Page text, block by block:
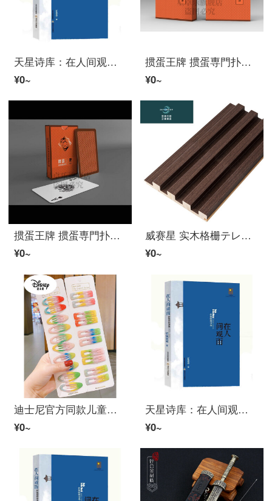
天星诗库：在人间观雨——轩辕轼轲诗选 霍俊明、车前子、于坚《星星》诗刊主编等轩辕轼轲97875
¥0~
掼蛋王牌 掼蛋専門扑克牌 掼蛋 轩辕礼盒 （/盒) 掼蛋定制品 桔红色
¥0~
掼蛋王牌 掼蛋専門扑克牌 掼蛋 轩辕 （ /副）定制品
¥0~
威赛星 实木格栅テレビ背景墙格栅板卧室客厅免漆护墙板装饰板条格栅长城板 爆卖款 轩辕青铜 2750x150x20mm(加厚
¥0~
迪士尼官方同款儿童发夹女童宝宝发卡头饰小女孩发饰可爱婴幼儿刘海夹子侧边彩色bb夹不伤发简约星星 轩辕发夹20个装
¥0~
天星诗库：在人间观雨——轩辕轼轲诗选 霍俊明、车前子、于坚《星星》诗刊主编等轩辕轼轲北岳文艺出
¥0~